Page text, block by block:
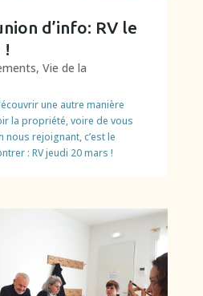
d’info: RV le
!
, Vie de la
une autre manière
la propriété, voire de vous
rejoignant, c’est le
: RV jeudi 20 mars !